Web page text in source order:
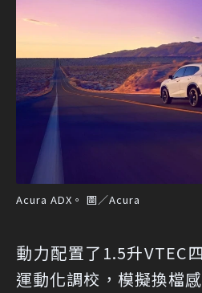
Acura ADX。 圖／Acura
動力配置了1.5升VTEC
運動化調校，模擬換檔